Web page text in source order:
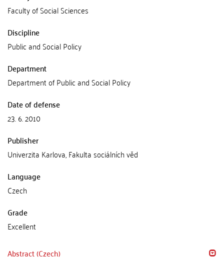
Faculty of Social Sciences
Discipline
Public and Social Policy
Department
Department of Public and Social Policy
Date of defense
23. 6. 2010
Publisher
Univerzita Karlova, Fakulta sociálních věd
Language
Czech
Grade
Excellent
Abstract (Czech)